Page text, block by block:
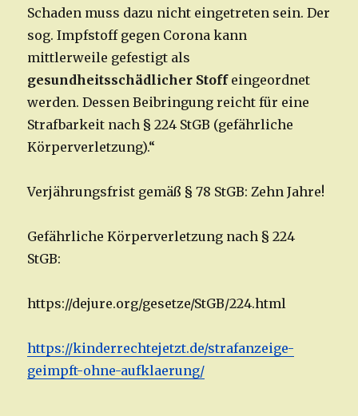
Schaden muss dazu nicht eingetreten sein. Der
sog. Impfstoff gegen Corona kann
mittlerweile gefestigt als
gesundheitsschädlicher Stoffeingeordnet
werden. Dessen Beibringung reicht für eine
Strafbarkeit nach § 224 StGB (gefährliche
Körperverletzung).“
Verjährungsfrist gemäß § 78 StGB: Zehn Jahre!
Gefährliche Körperverletzung nach § 224
StGB:
https://dejure.org/gesetze/StGB/224.html
https://kinderrechtejetzt.de/strafanzeige-
geimpft-ohne-aufklaerung/